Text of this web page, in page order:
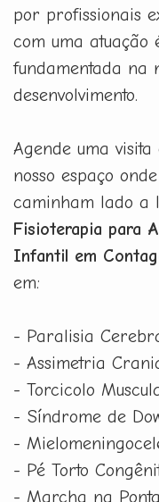
por profissionais
com uma atuação
fundamentada na
desenvolvimento.
Agende uma
nosso espaço
caminham lado a
Fisioterapia para
Infantil em
em:
- Paralisia
- Assimetria
- Torcicolo
- Síndrome de
-
- Pé Torto
- Marcha na